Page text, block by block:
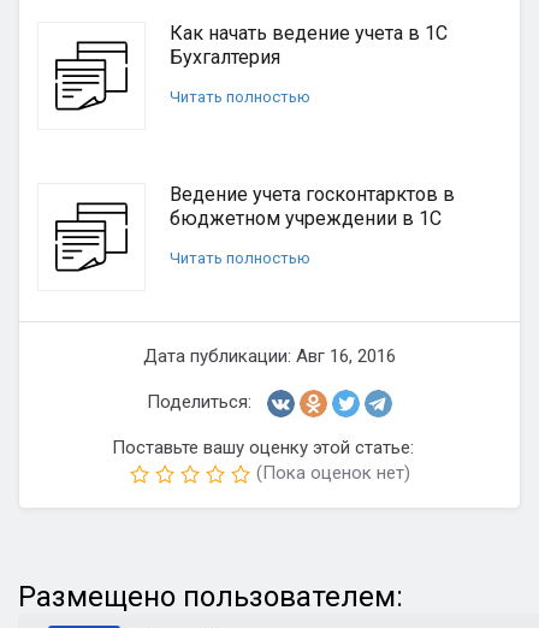
Как начать ведение учета в 1С
Бухгалтерия
Читать полностью
Ведение учета госконтарктов в
бюджетном учреждении в 1С
Читать полностью
Дата публикации: Авг 16, 2016
Поделиться:
Поставьте вашу оценку этой статье:
(Пока оценок нет)
Размещено пользователем: